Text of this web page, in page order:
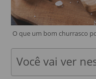
O que um bom churrasco
Você vai ver